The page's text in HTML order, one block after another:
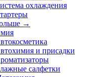
охлаждения
→
и присадки
салфетки